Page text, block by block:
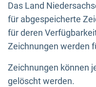
Das Land
für abgespeicherte
für deren
Zeichnungen werden
Zeichnungen können
gelöscht werden.